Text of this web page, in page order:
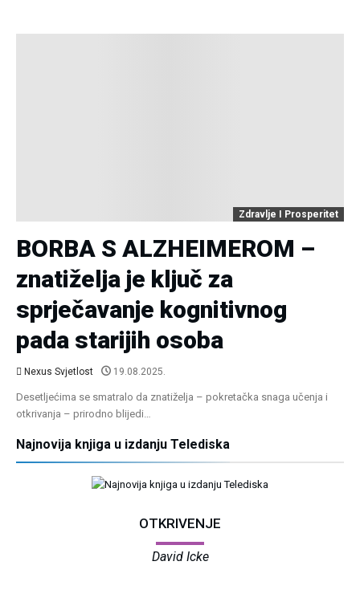
Zdravlje I Prosperitet
BORBA S ALZHEIMEROM –
znatiželja je ključ za
sprječavanje kognitivnog
pada starijih osoba
Nexus Svjetlost 19.08.2025.
Desetljećima se smatralo da znatiželja – pokretačka snaga učenja i
otkrivanja – prirodno blijedi…
Najnovija knjiga u izdanju Telediska
OTKRIVENJE
David Icke